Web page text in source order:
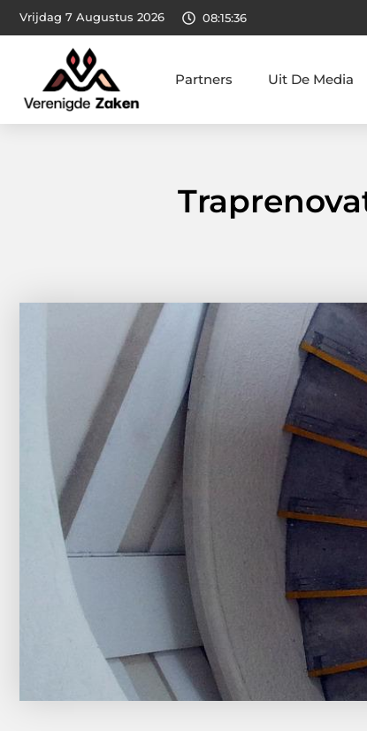
Vrijdag 7 Augustus 2026 08:15:37
Partners Uit De Media